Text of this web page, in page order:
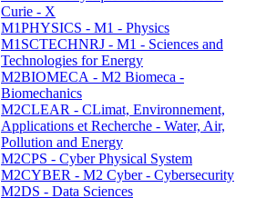
Curie - X
M1PHYSICS - M1 - Physics
M1SCTECHNRJ - M1 - Sciences and
Technologies for Energy
M2BIOMECA - M2 Biomeca -
Biomechanics
M2CLEAR - CLimat, Environnement,
Applications et Recherche - Water, Air,
Pollution and Energy
M2CPS - Cyber Physical System
M2CYBER - M2 Cyber - Cybersecurity
M2DS - Data Sciences